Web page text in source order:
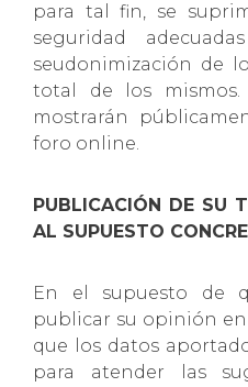
para tal fin, se
seguridad
seudonimización de
total de los mismos.
mostrarán
foro online.
PUBLICACIÓN DE SU
AL SUPUESTO
En el supuesto de
publicar su opinión
que los datos
para atender las